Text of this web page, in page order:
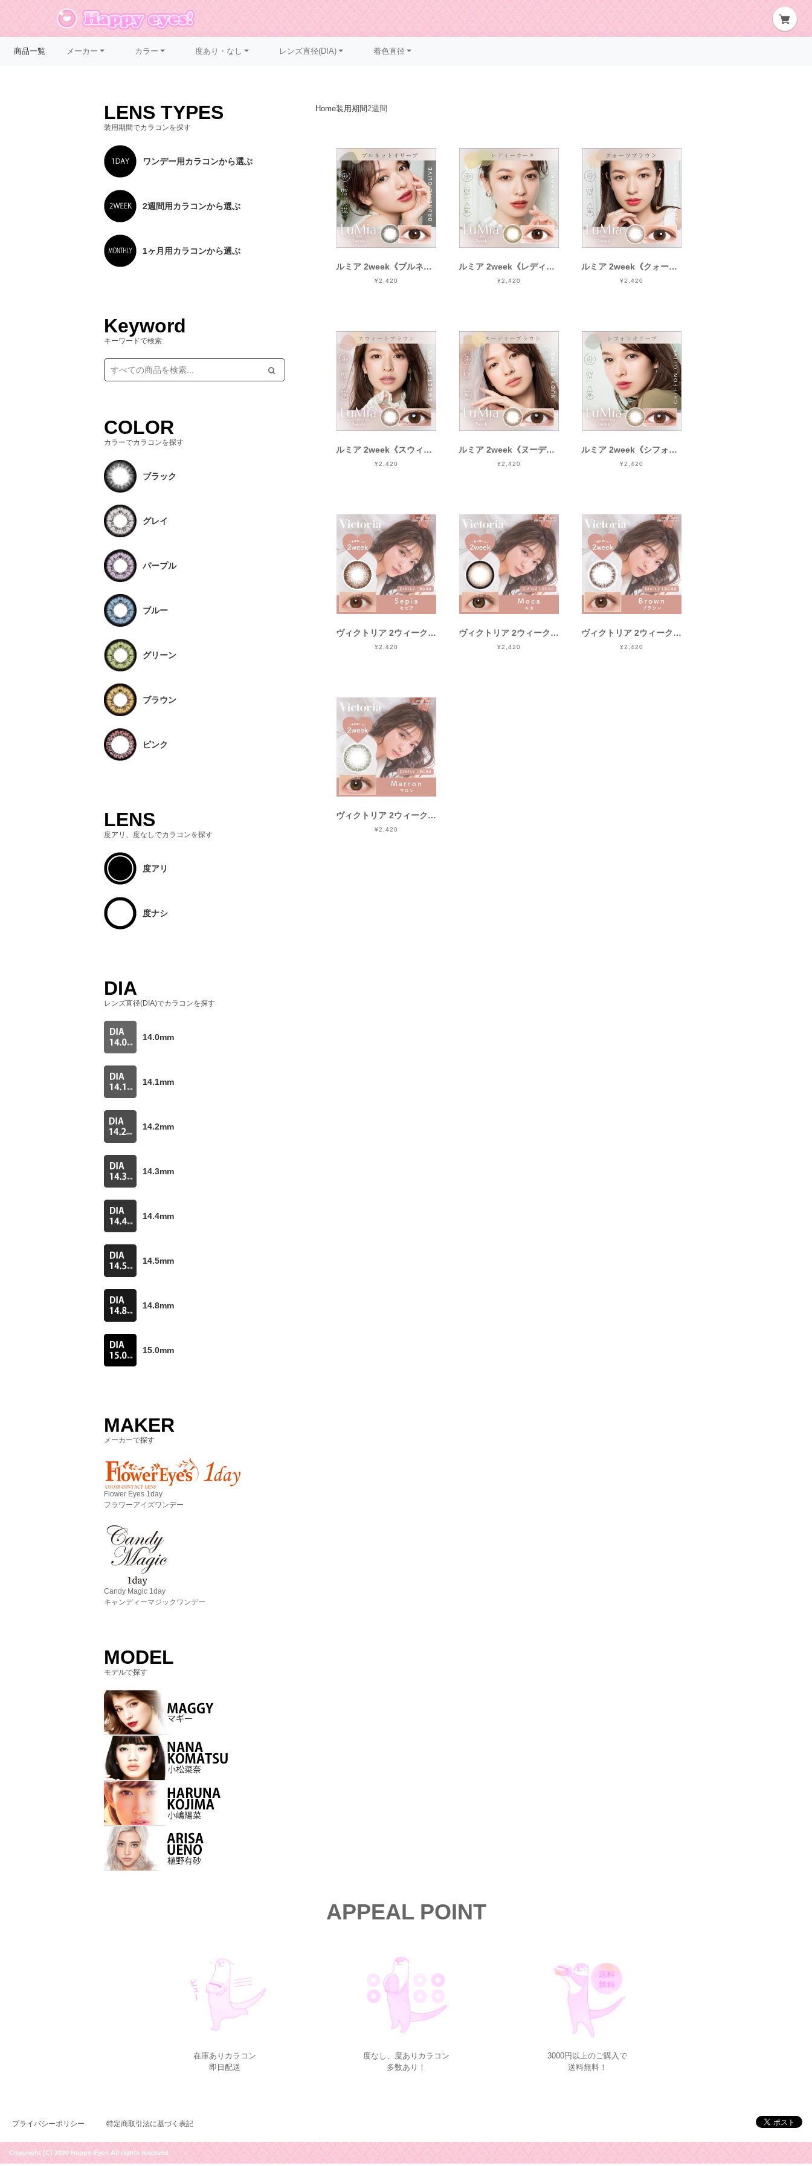
商品一覧 メーカー カラー 度あり・なし レンズ直径(DIA) 着色直径
LENS TYPES
装用期間でカラコンを探す
ワンデー用カラコンから選ぶ
2週間用カラコンから選ぶ
1ヶ月用カラコンから選ぶ
Keyword
キーワードで検索
COLOR
カラーでカラコンを探す
ブラック
グレイ
パープル
ブルー
グリーン
ブラウン
ピンク
LENS
度アリ、度なしでカラコンを探す
度アリ
度ナシ
DIA
レンズ直径(DIA)でカラコンを探す
14.0mm
14.1mm
14.2mm
14.3mm
14.4mm
14.5mm
14.8mm
15.0mm
MAKER
メーカーで探す
Flower Eyes 1day
フラワーアイズワンデー
Candy Magic 1day
キャンディーマジックワンデー
MODEL
モデルで探す
Home装用期間2週間
ルミア 2week《ブルネットオリーブ》/ LuMia 2week《BRUNETTE OLIVE》[6枚入り]
¥2,420
ルミア 2week《レディーカーキ》/ LuMia 2week《LADY KHAKI》[6枚入り]
¥2,420
ルミア 2week《クォーツブラウン》/ LuMia 2week《QUARTZBROWN》[6枚入り]
¥2,420
ルミア 2week《スウィートブラウン》/ LuMia 2week《SWEET BROWN》[6枚入り]
¥2,420
ルミア 2week《ヌーディーブラウン》/ LuMia 2week《NUDY BROWN》[6枚入り]
¥2,420
ルミア 2week《シフォンオリーブ》/ LuMia 2week《CHIFFON OLIVE》[6枚入り]
¥2,420
ヴィクトリア 2ウィーク(Victoria 2Week)《Sepia》セピア[6枚入り]
¥2,420
ヴィクトリア 2ウィーク(Victoria 2Week)《Moca》モカ[6枚入り]
¥2,420
ヴィクトリア 2ウィーク(Victoria 2Week)《Brown》ブラウン[6枚入り]
¥2,420
ヴィクトリア 2ウィーク(Victoria 2Week)《Marron》マロン[6枚入り]
¥2,420
APPEAL POINT
在庫ありカラコン
即日配送
度なし、度ありカラコン
多数あり！
3000円以上のご購入で
送料無料！
プライバシーポリシー 特定商取引法に基づく表記
Copyright (C) 2020 Happy-Eyes All rights reserved.